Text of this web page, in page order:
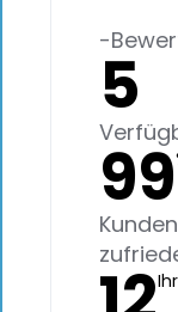
-
5
99
Kunden